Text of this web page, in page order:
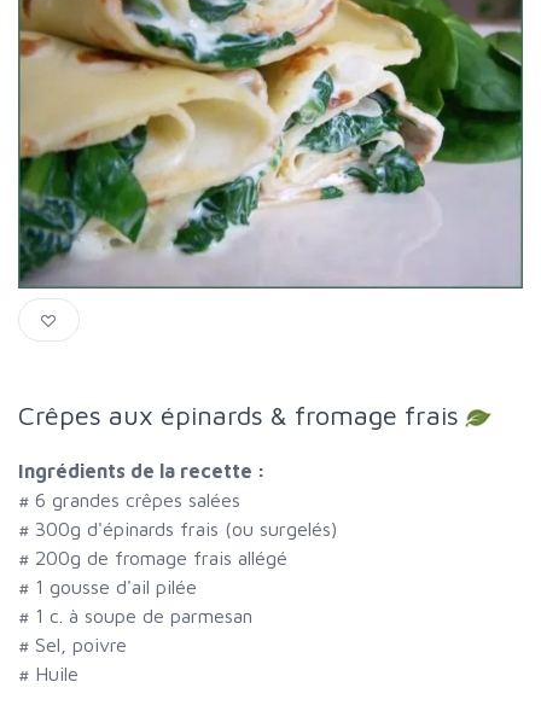
Crêpes aux épinards & fromage frais
Ingrédients de la recette :
# 6 grandes crêpes salées
# 300g d'épinards frais (ou surgelés)
# 200g de fromage frais allégé
# 1 gousse d'ail pilée
# 1 c. à soupe de parmesan
# Sel, poivre
# Huile